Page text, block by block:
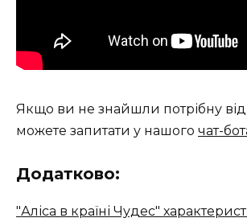
Якщо ви не знайшли потрібну
можете запитати у нашого чат-
Додатково:
"Аліса в країні Чудес"